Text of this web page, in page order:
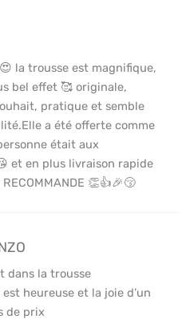
la trousse est magnifique,
bel effet 🥰 originale,
pratique et semble
a été offerte comme
était aux
et en plus livraison rapide
👏👍🎉😚
dans la trousse
heureuse et la joie d’un
de prix